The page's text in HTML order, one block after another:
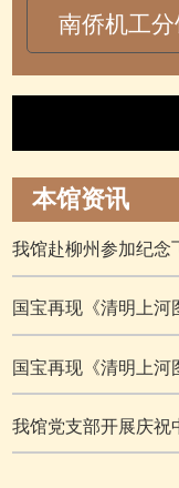
南侨机工分
本馆资讯
我馆赴柳州参加纪念
国宝再现《清明上
国宝再现《清明上河
我馆党支部开展庆祝